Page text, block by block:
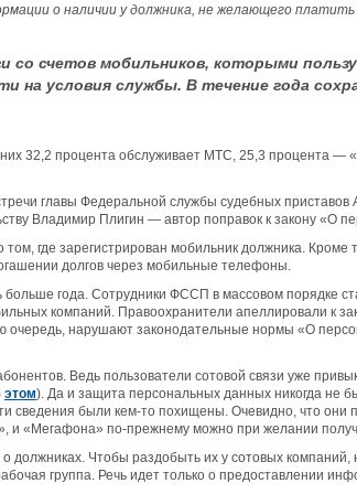
о наличии у должника, не желающего
со счетов мобильников, которыми
условия службы. В течение года
них 32,2 процента обслуживает МТС, 25,3
главы Федеральной службы судебных
Владимир Плигин — автор поправок к закону «О
где зарегистрирован мобильник должника. Кроме
долгов через мобильные телефоны.
года. Сотрудники ФССП в массовом порядке
компаний. Правоохранители апеллировали
нарушают законодательные нормы «О
Ведь пользователи сотовой связи уже
этом). Да и защита персональных данных никогда не
сведения были кем-то похищены. Очевидно, что
по-прежнему можно при желании
Чтобы раздобыть их у сотовых
группа. Речь идет только о предоставлении